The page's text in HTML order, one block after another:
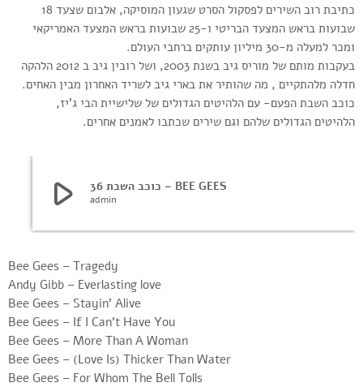
כתיבת רוב השירים לפסקול הסרט שגעון המוסיקה, אלבום שצעד 18
שבועות בראש המצעד הבריטי ו-25 שבועות בראש המצעד האמריקאי
ומכר למעלה מ-30 מיליון עותקים ברחבי העולם.
בעקבות מותם של מוריס גיב בשנת 2003, ושל רובין גיב ב 2012 הלהקה
חדלה מלהתקיים , מה שהותיר את בארי גיב לשריד האחרון מבין האחים.
כוכב השבת הפעם- עם הלהיטים הגדולים של שלישיית הבי ג’יז,
הלהיטים הגדולים שלהם וגם שירים שכתבו לאמנים אחרים.
play_arrow כוכב השבת 36 – BEE GEES
admin
Bee Gees – Tragedy
Andy Gibb – Everlasting love
Bee Gees – Stayin’ Alive
Bee Gees – If I Can’t Have You
Bee Gees – More Than A Woman
Bee Gees – (Love Is) Thicker Than Water
Bee Gees – For Whom The Bell Tolls